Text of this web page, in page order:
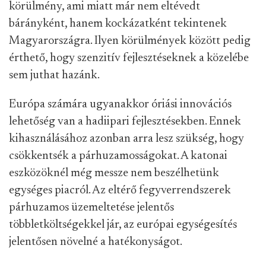
körülmény, ami miatt már nem eltévedt
bárányként, hanem kockázatként tekintenek
Magyarországra. Ilyen körülmények között pedig
érthető, hogy szenzitív fejlesztéseknek a közelébe
sem juthat hazánk.
Európa számára ugyanakkor óriási innovációs
lehetőség van a hadiipari fejlesztésekben. Ennek
kihasználásához azonban arra lesz szükség, hogy
csökkentsék a párhuzamosságokat. A katonai
eszközöknél még messze nem beszélhetünk
egységes piacról. Az eltérő fegyverrendszerek
párhuzamos üzemeltetése jelentős
többletköltségekkel jár, az európai egységesítés
jelentősen növelné a hatékonyságot.